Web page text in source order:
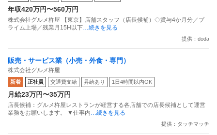
年収420万円〜560万円
株式会社グルメ杵屋 【東京】店舗スタッフ（店長候補）◇賞与4か月分／プ
ライム上場／残業月15H以下 …続きを見る
提供：doda
販売・サービス業（小売・外食・専門）
株式会社グルメ杵屋
新着 正社員 交通費支給 昇給あり 1日4時間以内OK
月給23万円〜35万円
店長候補：グルメ杵屋レストランが経営する各店舗での店長候補として運営
業務をお願いします。 ▼仕事内 …続きを見る
提供：タッチマッチ